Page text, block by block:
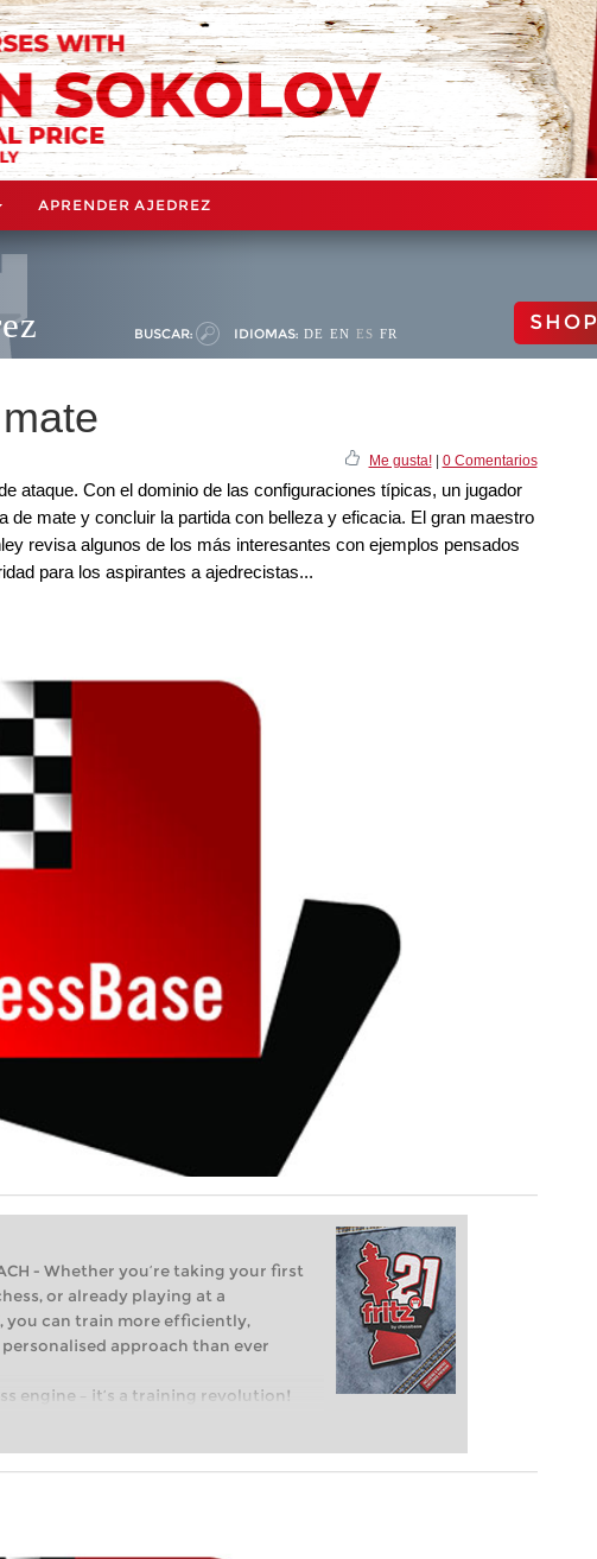
APRENDER AJEDREZ
BUSCAR: IDIOMAS: DE EN ES FR SHOP
Me gusta!| 0 Comentarios
ataque. Con el dominio de las configuraciones típicas, un jugador
de mate y concluir la partida con belleza y eficacia. El gran maestro
revisa algunos de los más interesantes con ejemplos pensados
para los aspirantes a ajedrecistas...
- Whether you’re taking your first
or already playing at a
you can train more efficiently,
approach than ever
engine – it’s a training revolution!
steps into the world of club chess,
with a more personalised